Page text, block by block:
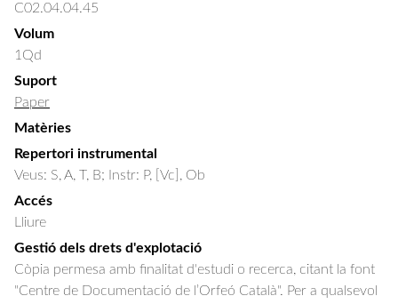
C02.04.04.45
Volum
1Qd
Suport
Paper
Matèries
Repertori instrumental
Veus: S, A, T, B; Instr: P, [Vc], Ob
Accés
Lliure
Gestió dels drets d'explotació
Còpia permesa amb finalitat d'estudi o recerca, citant la font
"Centre de Documentació de l’Orfeó Català". Per a qualsevol